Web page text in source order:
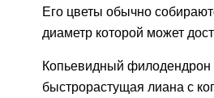
Его цветы обычно
диаметр которой может
Копьевидный
быстрорастущая лиана с